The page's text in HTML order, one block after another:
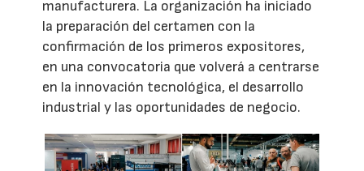
manufacturera. La organización ha iniciado
la preparación del certamen con la
confirmación de los primeros expositores,
en una convocatoria que volverá a centrarse
en la innovación tecnológica, el desarrollo
industrial y las oportunidades de negocio.